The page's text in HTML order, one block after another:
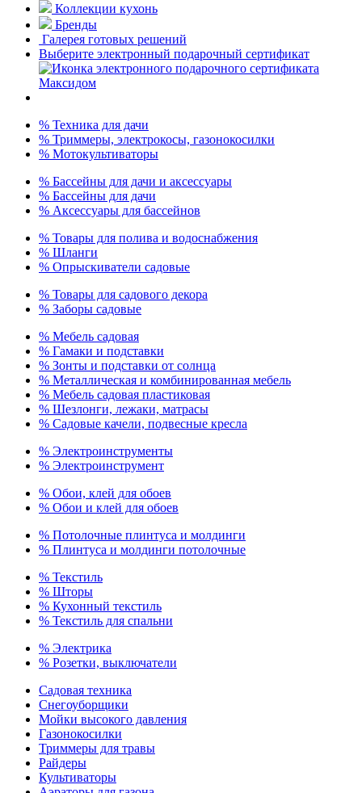
Коллекции кухонь
Бренды
Галерея готовых решений
Выберите электронный подарочный сертификат
% Техника для дачи
% Триммеры, электрокосы, газонокосилки
% Мотокультиваторы
% Бассейны для дачи и аксессуары
% Бассейны для дачи
% Аксессуары для бассейнов
% Товары для полива и водоснабжения
% Шланги
% Опрыскиватели садовые
% Товары для садового декора
% Заборы садовые
% Мебель садовая
% Гамаки и подставки
% Зонты и подставки от солнца
% Металлическая и комбинированная мебель
% Мебель садовая пластиковая
% Шезлонги, лежаки, матрасы
% Садовые качели, подвесные кресла
% Электроинструменты
% Электроинструмент
% Обои, клей для обоев
% Обои и клей для обоев
% Потолочные плинтуса и молдинги
% Плинтуса и молдинги потолочные
% Текстиль
% Шторы
% Кухонный текстиль
% Текстиль для спальни
% Электрика
% Розетки, выключатели
Садовая техника
Снегоуборщики
Мойки высокого давления
Газонокосилки
Триммеры для травы
Райдеры
Культиваторы